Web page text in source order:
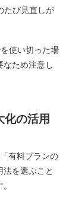
たび見直しが
使い切った場
なため注意し
化の活用
有料プランの
法を選ぶこと